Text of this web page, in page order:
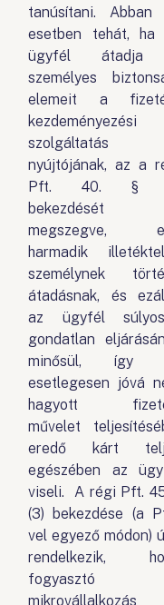
tanúsítani. Abban
esetben tehát, ha
ügyfél
személyes
elemeit a
kezdeményezési
szolgáltatás
nyújtójának, az a
Pft. 40. §
bekezdését
megszegve,
harmadik
személynek
átadásnak, és
az ügyfél
gondatlan
minősül, így
esetlegesen jóvá
hagyott
művelet
eredő kárt
egészében az
viseli. A régi Pft.
(3) bekezdése (a
vel egyező módon)
rendelkezik,
fogyasztó
mikrovállalkozás